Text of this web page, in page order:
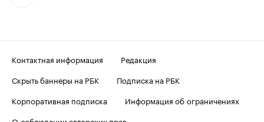
Контактная информация
Редакция
Скрыть баннеры на РБК
Подписка на РБК
Корпоративная подписка
Информация об ограничениях